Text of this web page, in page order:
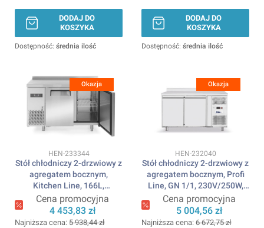
DODAJ DO
KOSZYKA
Dostępność: średnia ilość
DODAJ DO
KOSZYKA
Dostępność: średnia ilość
Okazja
Kod produktu
HEN-233344
Stół chłodniczy 2-drzwiowy z
agregatem bocznym,
Kitchen Line, 166L,
230V/300W,
1200x600x(H)886mm
ARKTIC
Cena promocyjna
4 453,83 zł
Najniższa cena: 5 938,44 zł
Okazja
Kod produktu
HEN-232040
Stół chłodniczy 2-drzwiowy z
agregatem bocznym, Profi
Line, GN 1/1, 230V/250W,
1360x700x(H)879mm
ARKTIC
Cena promocyjna
5 004,56 zł
Najniższa cena: 6 672,75 zł